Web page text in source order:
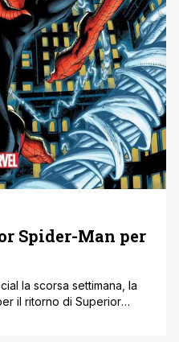
Spider-Man per
la scorsa settimana, la
il ritorno di Superior